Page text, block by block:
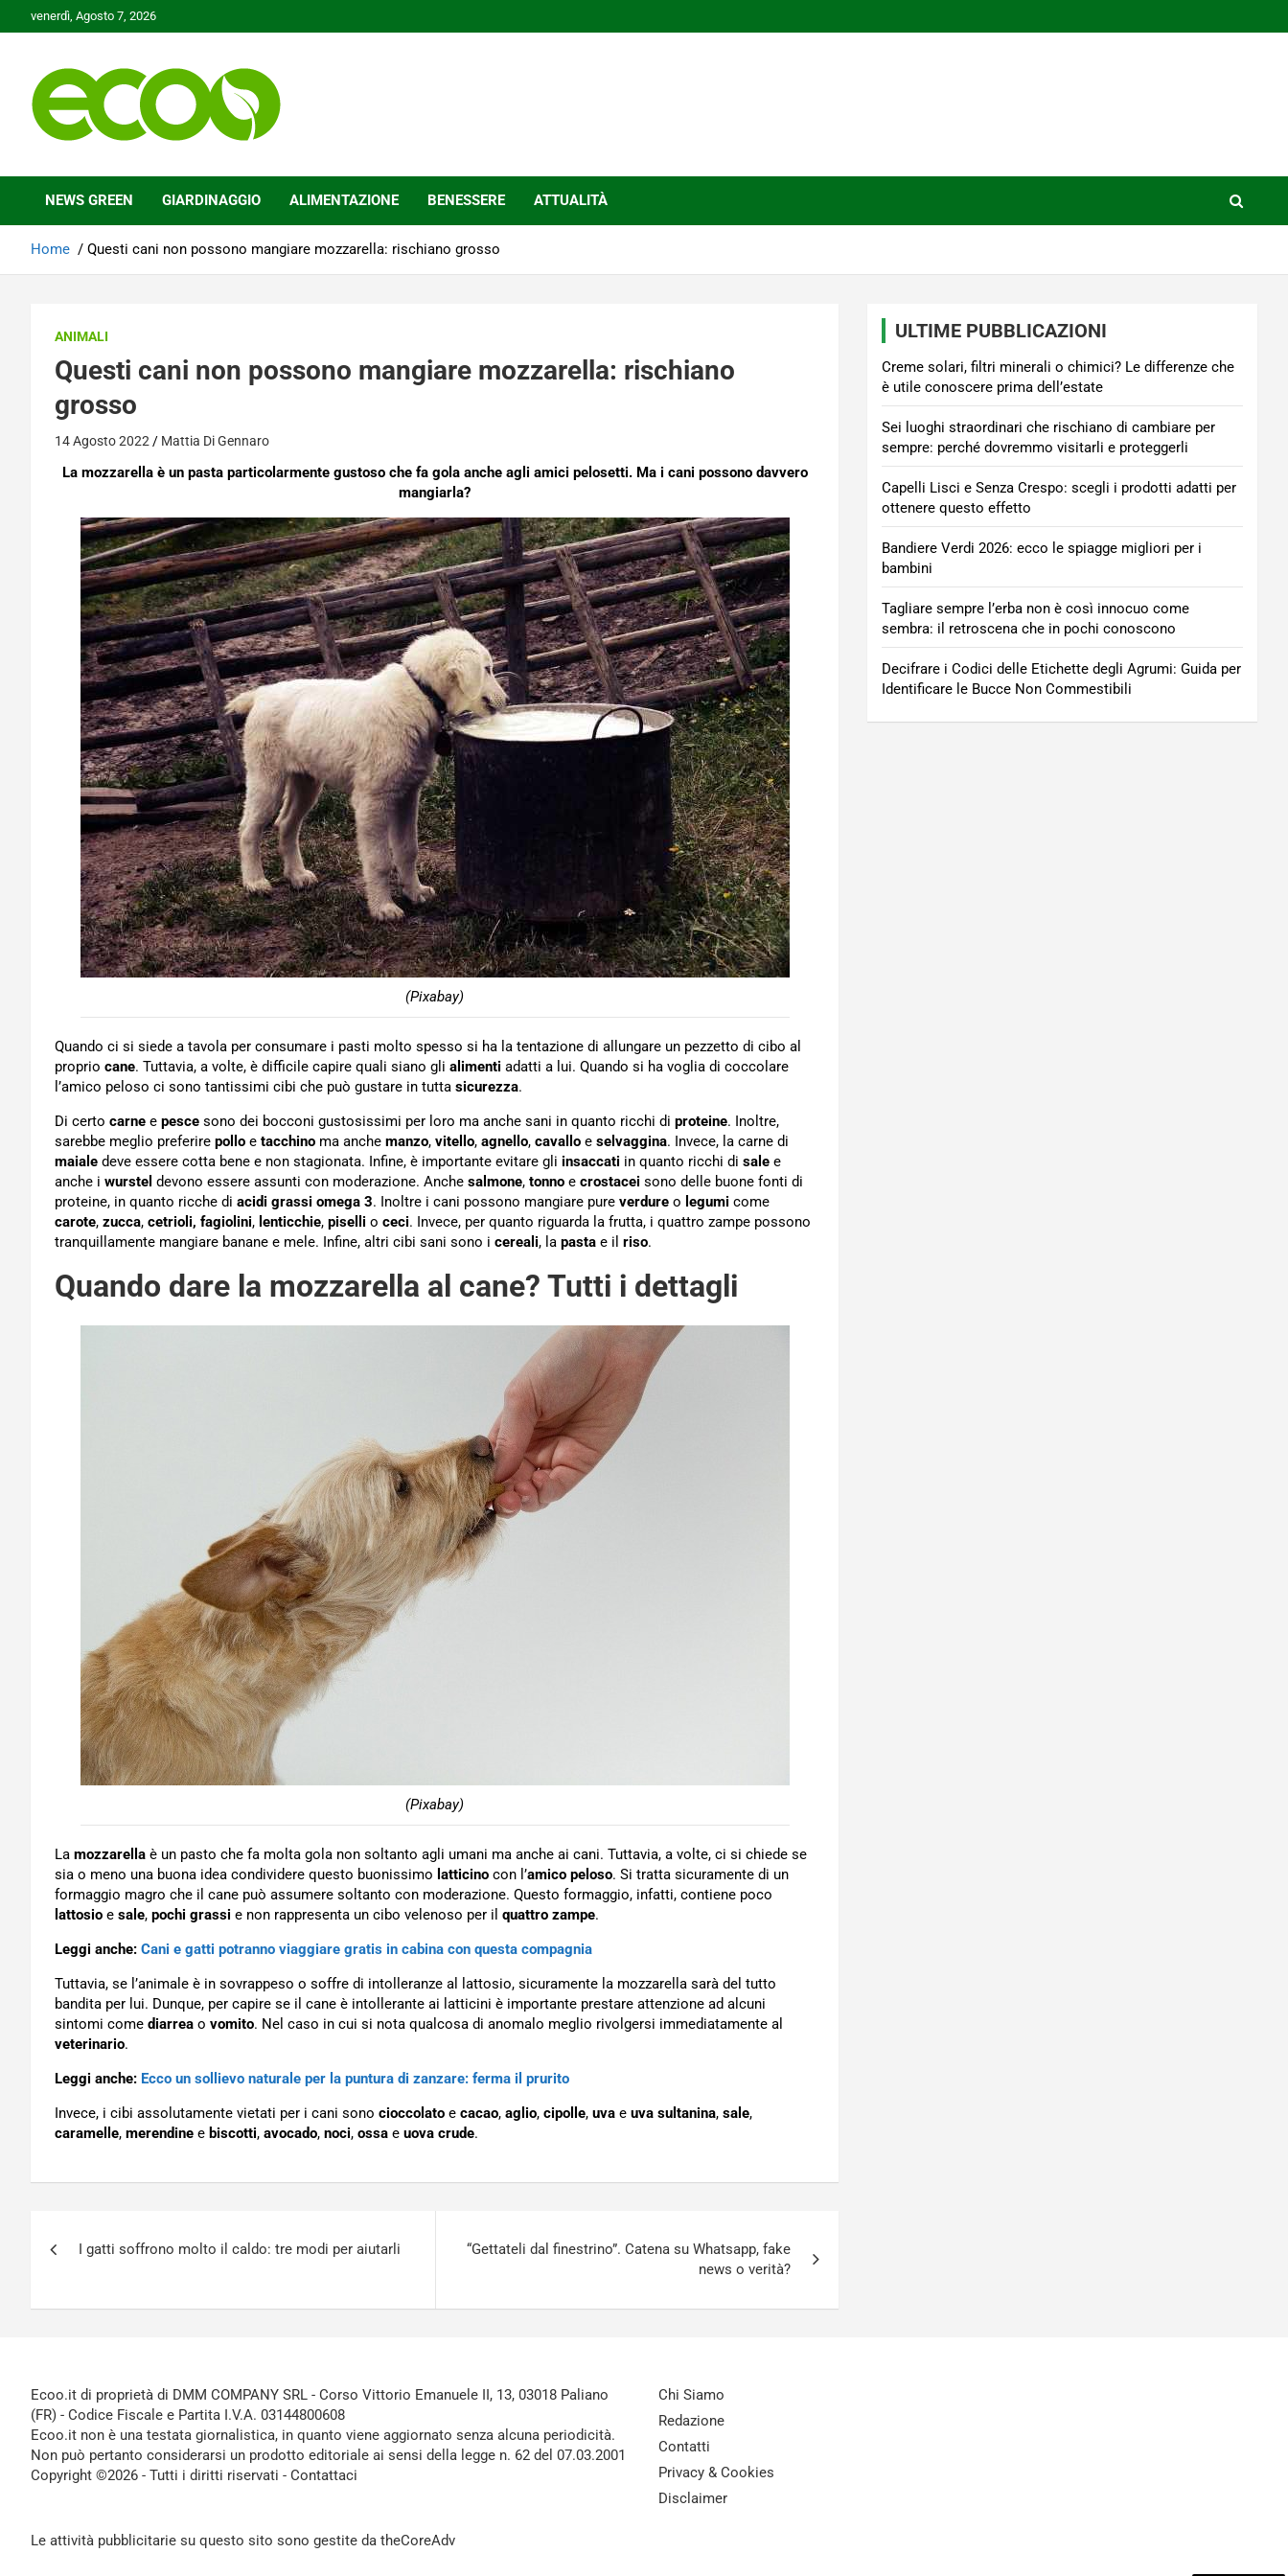
to
venerdì, Agosto 7, 2026
Ecoo.it
NEWS GREEN GIARDINAGGIO ALIMENTAZIONE BENESSERE ATTUALITÀ
Home Questi cani non possono mangiare mozzarella: rischiano grosso
ANIMALI
Questi cani non possono mangiare mozzarella: rischiano
grosso
14 Agosto 2022 Mattia Di Gennaro
La mozzarella è un pasta particolarmente gustoso che fa gola anche agli amici pelosetti. Ma i cani possono davvero
mangiarla?
(Pixabay)
Quando ci si siede a tavola per consumare i pasti molto spesso si ha la tentazione di allungare un pezzetto di cibo al
proprio cane. Tuttavia, a volte, è difficile capire quali siano gli alimenti adatti a lui. Quando si ha voglia di coccolare
l’amico peloso ci sono tantissimi cibi che può gustare in tutta sicurezza.
Di certo carne e pesce sono dei bocconi gustosissimi per loro ma anche sani in quanto ricchi di proteine. Inoltre,
sarebbe meglio preferire pollo e tacchino ma anche manzo, vitello, agnello, cavallo e selvaggina. Invece, la carne di
maiale deve essere cotta bene e non stagionata. Infine, è importante evitare gli insaccati in quanto ricchi di sale e
anche i wurstel devono essere assunti con moderazione. Anche salmone, tonno e crostacei sono delle buone fonti di
proteine, in quanto ricche di acidi grassi omega 3. Inoltre i cani possono mangiare pure verdure o legumi come
carote, zucca, cetrioli, fagiolini, lenticchie, piselli o ceci. Invece, per quanto riguarda la frutta, i quattro zampe possono
tranquillamente mangiare banane e mele. Infine, altri cibi sani sono i cereali, la pasta e il riso.
Quando dare la mozzarella al cane? Tutti i dettagli
(Pixabay)
La mozzarella è un pasto che fa molta gola non soltanto agli umani ma anche ai cani. Tuttavia, a volte, ci si chiede se
sia o meno una buona idea condividere questo buonissimo latticino con l’amico peloso. Si tratta sicuramente di un
formaggio magro che il cane può assumere soltanto con moderazione. Questo formaggio, infatti, contiene poco
lattosio e sale, pochi grassi e non rappresenta un cibo velenoso per il quattro zampe.
Leggi anche: Cani e gatti potranno viaggiare gratis in cabina con questa compagnia
Tuttavia, se l’animale è in sovrappeso o soffre di intolleranze al lattosio, sicuramente la mozzarella sarà del tutto
bandita per lui. Dunque, per capire se il cane è intollerante ai latticini è importante prestare attenzione ad alcuni
sintomi come diarrea o vomito. Nel caso in cui si nota qualcosa di anomalo meglio rivolgersi immediatamente al
veterinario.
Leggi anche: Ecco un sollievo naturale per la puntura di zanzare: ferma il prurito
Invece, i cibi assolutamente vietati per i cani sono cioccolato e cacao, aglio, cipolle, uva e uva sultanina, sale,
caramelle, merendine e biscotti, avocado, noci, ossa e uova crude.
articoli
I gatti soffrono molto il caldo: tre modi per aiutarli
“Gettateli dal finestrino”. Catena su Whatsapp, fake
news o verità?
ULTIME PUBBLICAZIONI
Creme solari, filtri minerali o chimici? Le differenze che
è utile conoscere prima dell’estate
Sei luoghi straordinari che rischiano di cambiare per
sempre: perché dovremmo visitarli e proteggerli
Capelli Lisci e Senza Crespo: scegli i prodotti adatti per
ottenere questo effetto
Bandiere Verdi 2026: ecco le spiagge migliori per i
bambini
Tagliare sempre l’erba non è così innocuo come
sembra: il retroscena che in pochi conoscono
Decifrare i Codici delle Etichette degli Agrumi: Guida per
Identificare le Bucce Non Commestibili
Ecoo.it di proprietà di DMM COMPANY SRL - Corso Vittorio Emanuele II, 13, 03018 Paliano
(FR) - Codice Fiscale e Partita I.V.A. 03144800608
Ecoo.it non è una testata giornalistica, in quanto viene aggiornato senza alcuna periodicità.
Non può pertanto considerarsi un prodotto editoriale ai sensi della legge n. 62 del 07.03.2001
Copyright ©2026 - Tutti i diritti riservati - Contattaci
Le attività pubblicitarie su questo sito sono gestite da theCoreAdv
Chi Siamo
Redazione
Contatti
Privacy & Cookies
Disclaimer